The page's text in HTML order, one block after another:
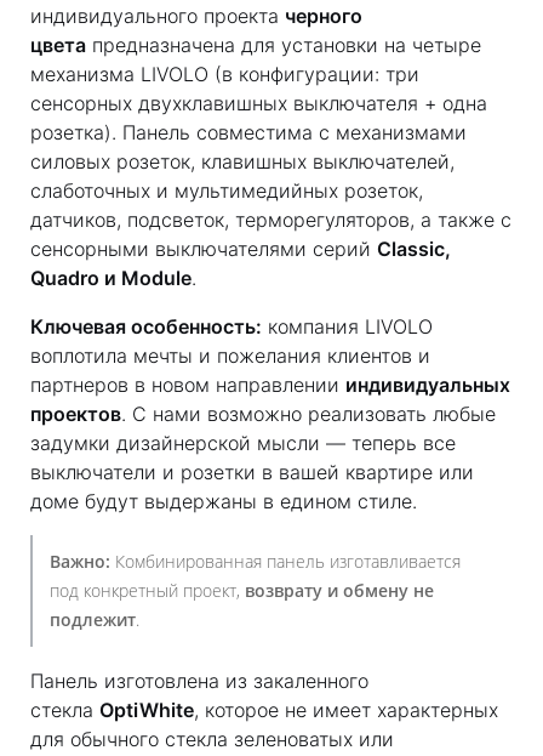
индивидуального проекта черного
цвета предназначена для установки на четыре
механизма LIVOLO (в конфигурации: три
сенсорных двухклавишных выключателя + одна
розетка). Панель совместима с механизмами
силовых розеток, клавишных выключателей,
слаботочных и мультимедийных розеток,
датчиков, подсветок, терморегуляторов, а также с
сенсорными выключателями серий Classic,
Quadro и Module.
Ключевая особенность: компания LIVOLO
воплотила мечты и пожелания клиентов и
партнеров в новом направлении индивидуальных
проектов. С нами возможно реализовать любые
задумки дизайнерской мысли — теперь все
выключатели и розетки в вашей квартире или
доме будут выдержаны в едином стиле.
Важно: Комбинированная панель изготавливается
под конкретный проект, возврату и обмену не
подлежит.
Панель изготовлена из закаленного
стекла OptiWhite, которое не имеет характерных
для обычного стекла зеленоватых или